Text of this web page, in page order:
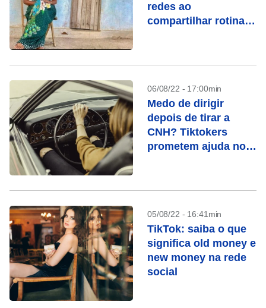
redes ao
compartilhar rotina
06/08/22 - 17:00min
Medo de dirigir
depois de tirar a
CNH? Tiktokers
prometem ajuda no
05/08/22 - 16:41min
TikTok: saiba o que
significa old money e
new money na rede
social